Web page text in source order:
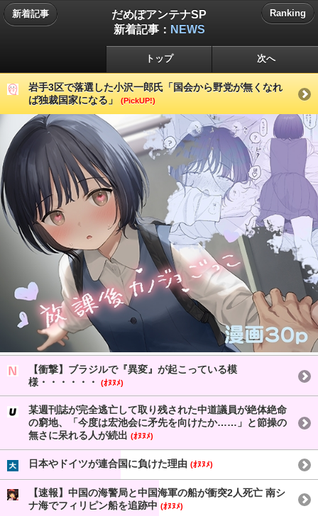
新着記事
だめぽアンテナSP
新着記事： NEWS
Ranking
トップ 次へ
岩手3区で落選した小沢一郎氏「国会から野党が無くなれ
ば独裁国家になる」
(PickUP!)
【衝撃】ブラジルで『異変』が起こっている模
様・・・・・・
(ｵﾇﾇﾒ)
某週刊誌が完全逃亡して取り残された中道議員が絶体絶命
の窮地、「今度は宏池会に矛先を向けたか……」と節操の
無さに呆れる人が続出 (ｵﾇﾇﾒ)
日本やドイツが連合国に負けた理由 (ｵﾇﾇﾒ)
【速報】中国の海警局と中国海軍の船が衝突2人死亡 南シ
ナ海でフィリピン船を追跡中 (ｵﾇﾇﾒ)